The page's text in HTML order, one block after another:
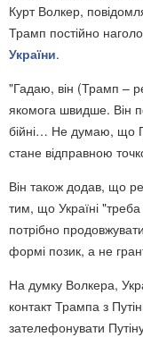
Курт Волкер,
Трамп постійно
України.
"Гадаю, він (Трамп –
якомога швидше. Він
бійні… Не думаю, що
стане відправною
Він також додав, що
тим, що Україні
потрібно
формі позик, а не
На думку Волкера,
контакт Трампа з
зателефонувати